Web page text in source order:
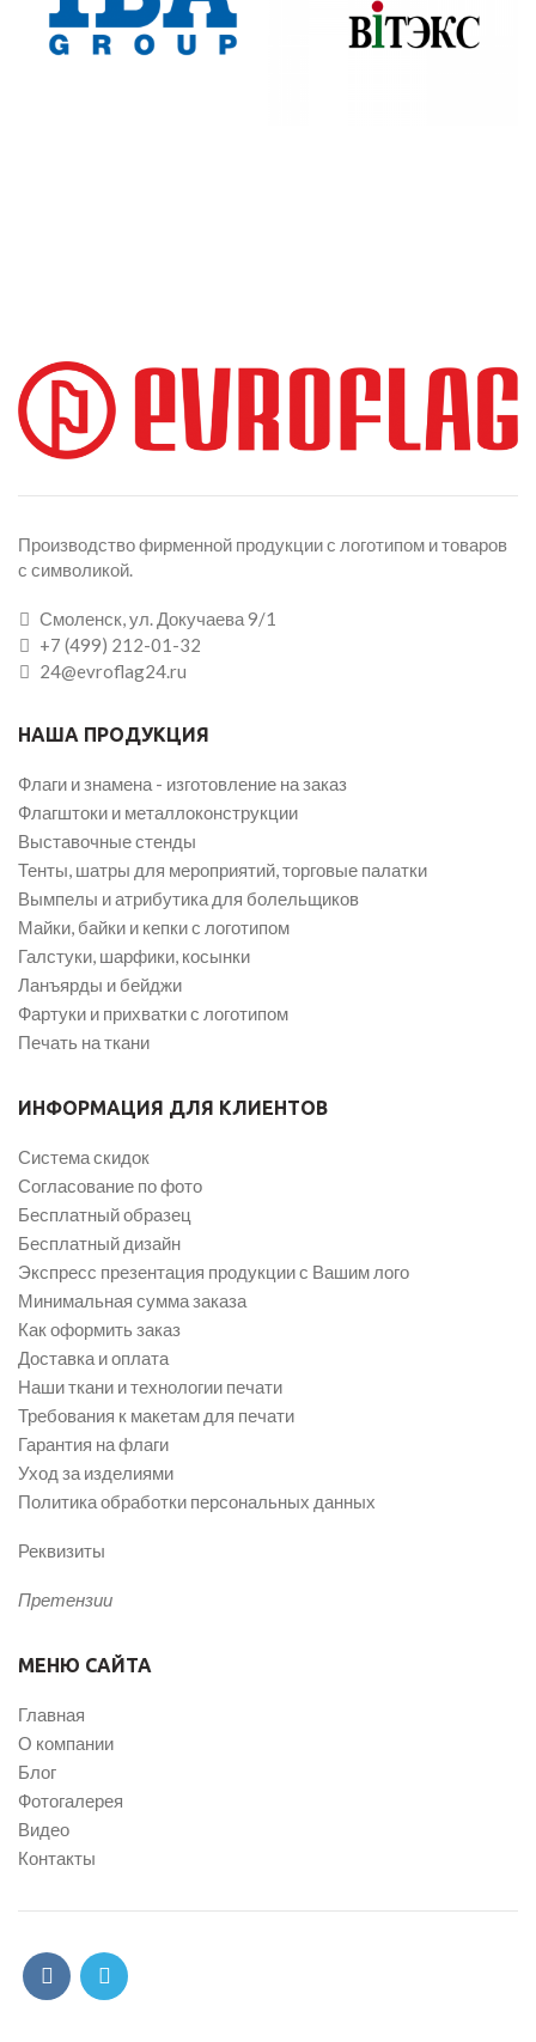
Производство фирменной продукции с логотипом и товаров
с символикой.
Смоленск, ул. Докучаева 9/1
+7 (499) 212-01-32
24@evroflag24.ru
НАША ПРОДУКЦИЯ
Флаги и знамена - изготовление на заказ
Флагштоки и металлоконструкции
Выставочные стенды
Тенты, шатры для мероприятий, торговые палатки
Вымпелы и атрибутика для болельщиков
Майки, байки и кепки с логотипом
Галстуки, шарфики, косынки
Ланъярды и бейджи
Фартуки и прихватки с логотипом
Печать на ткани
ИНФОРМАЦИЯ ДЛЯ КЛИЕНТОВ
Система скидок
Согласование по фото
Бесплатный образец
Бесплатный дизайн
Экспресс презентация продукции с Вашим лого
Минимальная сумма заказа
Как оформить заказ
Доставка и оплата
Наши ткани и технологии печати
Требования к макетам для печати
Гарантия на флаги
Уход за изделиями
Политика обработки персональных данных
Реквизиты
Претензии
МЕНЮ САЙТА
Главная
О компании
Блог
Фотогалерея
Видео
Контакты